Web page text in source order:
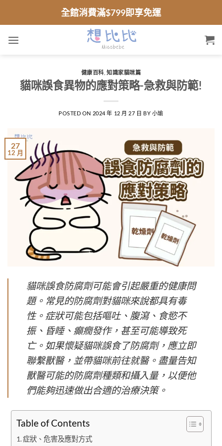
全館消費滿$799即享免運
健康百科 知識家貓咪篇
貓咪誤食異物的應對策略-急救與防範!
POSTED ON 2024 年 12 月 27 日 BY 小瑜
27
12 月
貓咪誤食防腐劑可能會引起嚴重的健康問
題。常見的防腐劑對貓咪來說都具有毒
性。症狀可能包括嘔吐、腹瀉、食慾不
振、昏睡、癲癇發作，甚至可能導致死
亡。如果懷疑貓咪誤食了防腐劑，應立即
聯繫獸醫，並帶貓咪前往就醫。盡量告知
獸醫可能的防腐劑種類和攝入量，以便他
們能夠迅速做出合適的治療決策。
Table of Contents
症狀、危害及應對方式